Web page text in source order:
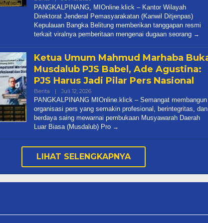
Admin
Media
PANGKALPINANG, MIOnline.klick – Kantor Wilayah
Direktorat Jenderal Pemasyarakatan (Kanwil Ditjenpas)
Kepulauan Bangka Belitung memberikan tanggapan resmi
terkait viralnya pemberitaan mengenai dugaan seorang
Ketua Umum Mahmud Marhaba
Musdalub PJS Babel, Ade Agustina:
PJS Harus Jadi Pilar Pers Nasional
Berita | Juli 12, 2026Oleh
Admin
Media
PANGKALPINANG MIOnline.klick – Semangat membangun
organisasi pers yang semakin profesional, berintegritas, dan
berdaya saing mewarnai pembukaan Musyawarah Daerah
Luar Biasa (Musdalub) Pro
LIHAT SELENGKAPNYA